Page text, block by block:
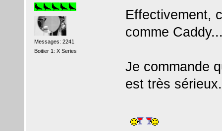
Messages: 2241
Boitier 1: X Series
Effectivement,
comme
Je commande
est très